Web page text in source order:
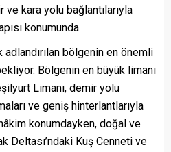
ve kara yolu bağlantılarıyla
konumunda.
adlandırılan bölgenin en önemli
Bölgenin en büyük limanı
Limanı, demir yolu
ve geniş hinterlantlarıyla
konumdayken, doğal ve
Deltası’ndaki Kuş Cenneti ve